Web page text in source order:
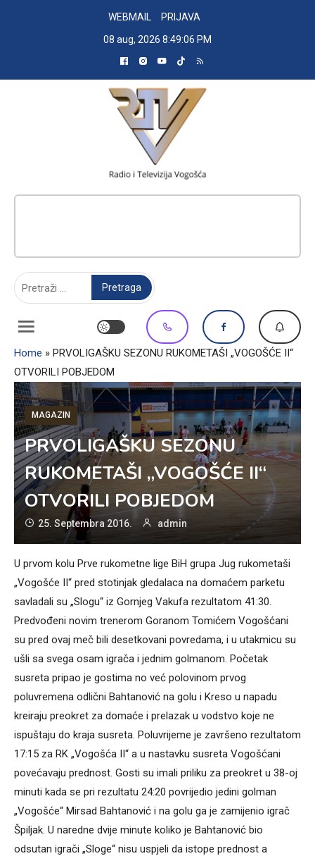
WEBMAIL
PRIJAVA
08 aug, 2026 8:49:07 PM
Home » PRVOLIGAŠKU SEZONU RUKOMETAŠI „VOGOŠĆE II“
OTVORILI POBJEDOM
MAGAZIN
PRVOLIGAŠKU SEZONU
RUKOMETAŠI „VOGOŠĆE II“
OTVORILI POBJEDOM
25. Septembra 2016. admin
U prvom kolu Prve rukometne lige BiH grupa Jug rukometaši
„Vogošće II“ pred stotinjak gledalaca na domaćem parketu
savladali su „Slogu“ iz Gornjeg Vakufa rezultatom 41:30.
Predvođeni novim trenerom Goranom Tomićem Vogošćani
su pred ovaj meč bili desetkovani povredama, i u utakmicu su
ušli sa svega osam igrača i jednim golmanom. Početak
susreta pripao je gostima no već polovinom prvog
poluvremena odlični Bahtanović na golu i Kreso u napadu
kreiraju preokret za domaće i prelazak u vodstvo koje ne
ispuštaju do kraja susreta. Poluvrijeme je završeno rezultatom
17:15 za RK „Vogošća II“ a u nastavku susreta Vogošćani
povećavaju prednost. Gosti su imali priliku za preokret u 38-oj
minuti kada se pri rezultatu 24:20 povrijedio jedini golman
„Vogošće“ Mirsad Bahtanović i na golu ga je zamijenio igrač
Špiljak. U naredne dvije minute koliko je Bahtanović bio
odsutan igrači „Sloge“ nisu uspjeli da istope prednost a